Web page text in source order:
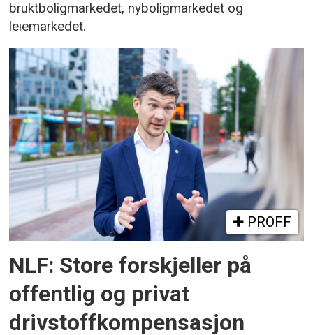
bruktboligmarkedet, nyboligmarkedet og
leiemarkedet.
PROFF
NLF: Store forskjeller på
offentlig og privat
drivstoffkompensasjon